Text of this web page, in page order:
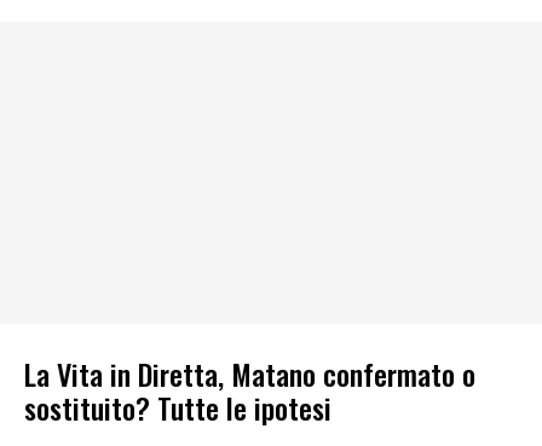
La Vita in Diretta, Matano confermato o
sostituito? Tutte le ipotesi